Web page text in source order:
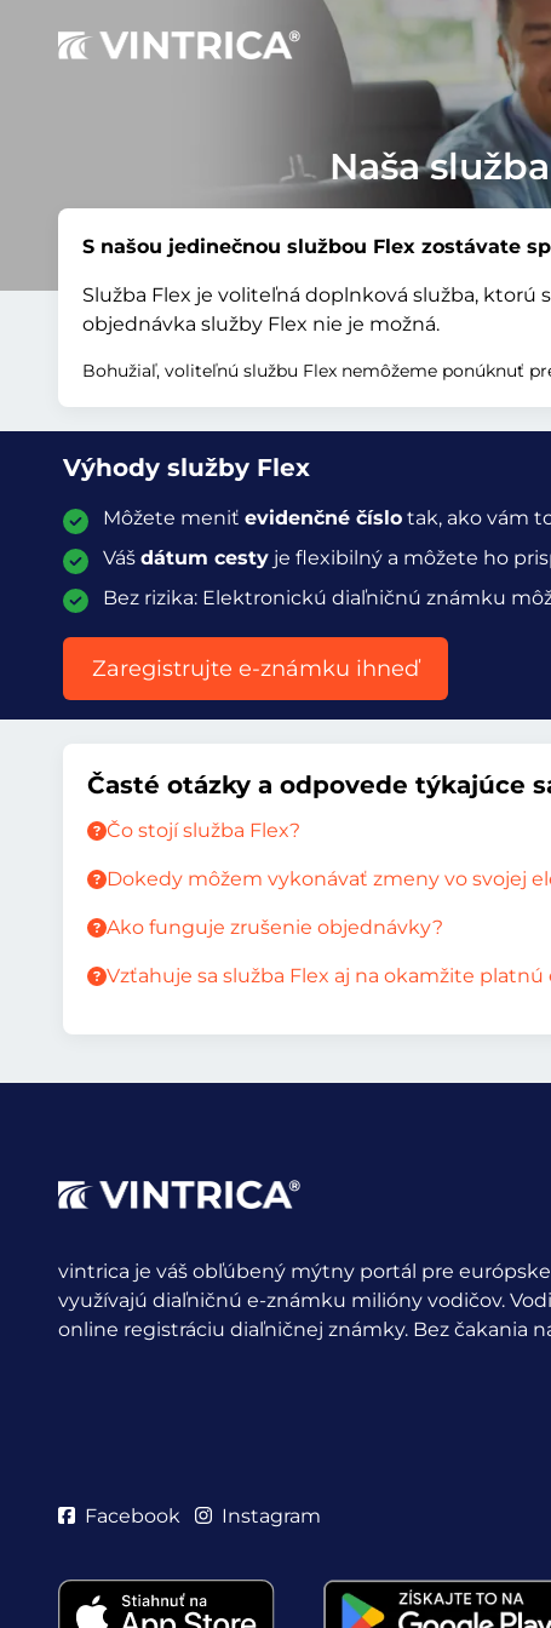
Naša
S našou jedinečnou službou Flex zostávate
Služba Flex je voliteľná doplnková služba,
objednávka služby Flex nie je možná.
Bohužiaľ, voliteľnú službu Flex nemôžeme ponúknuť
Výhody služby Flex
Môžete meniť evidenčné číslotak, ako vám
Váš dátum cestyje flexibilný a môžete ho
Bez rizika: Elektronickú diaľničnú známku
Zaregistrujte e-známku ihneď
Časté otázky a odpovede týkajúce
Čo stojí služba Flex?
Dokedy môžem vykonávať zmeny vo svojej
Ako funguje zrušenie objednávky?
Vzťahuje sa služba Flex aj na okamžite
vintrica je váš obľúbený mýtny portál pre
využívajú diaľničnú e-známku milióny vodičov.
online registráciu diaľničnej známky. Bez čakania
Facebook Instagram